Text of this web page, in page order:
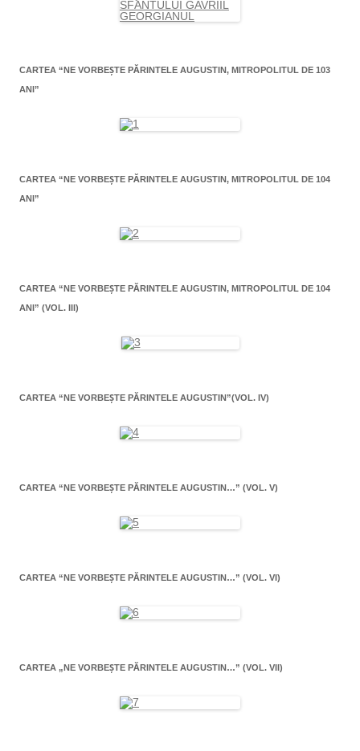
CARTEA “NE VORBEŞTE PĂRINTELE AUGUSTIN, MITROPOLITUL DE 103
ANI”
CARTEA “NE VORBEŞTE PĂRINTELE AUGUSTIN, MITROPOLITUL DE 104
ANI”
CARTEA “NE VORBEŞTE PĂRINTELE AUGUSTIN, MITROPOLITUL DE 104
ANI” (VOL. III)
CARTEA “NE VORBEŞTE PĂRINTELE AUGUSTIN”(VOL. IV)
CARTEA “NE VORBEŞTE PĂRINTELE AUGUSTIN…” (VOL. V)
CARTEA “NE VORBEŞTE PĂRINTELE AUGUSTIN…” (VOL. VI)
CARTEA „NE VORBEŞTE PĂRINTELE AUGUSTIN…” (VOL. VII)